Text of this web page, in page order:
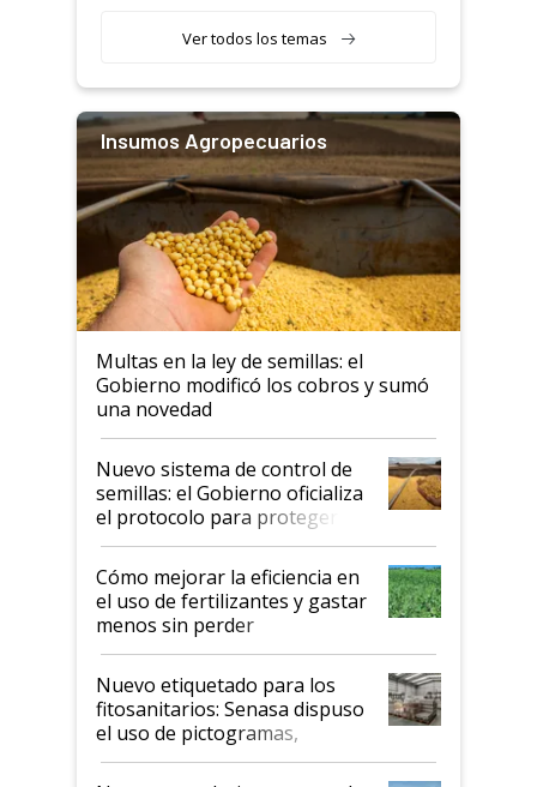
Ver todos los temas
Insumos Agropecuarios
Multas en la ley de semillas: el
Gobierno modificó los cobros y sumó
una novedad
Nuevo sistema de control de
semillas: el Gobierno oficializa
el protocolo para proteger la
propiedad intelectual
Cómo mejorar la eficiencia en
el uso de fertilizantes y gastar
menos sin perder
productividad en la campaña
fina
Nuevo etiquetado para los
fitosanitarios: Senasa dispuso
el uso de pictogramas,
palabras de advertencia e
indicaciones